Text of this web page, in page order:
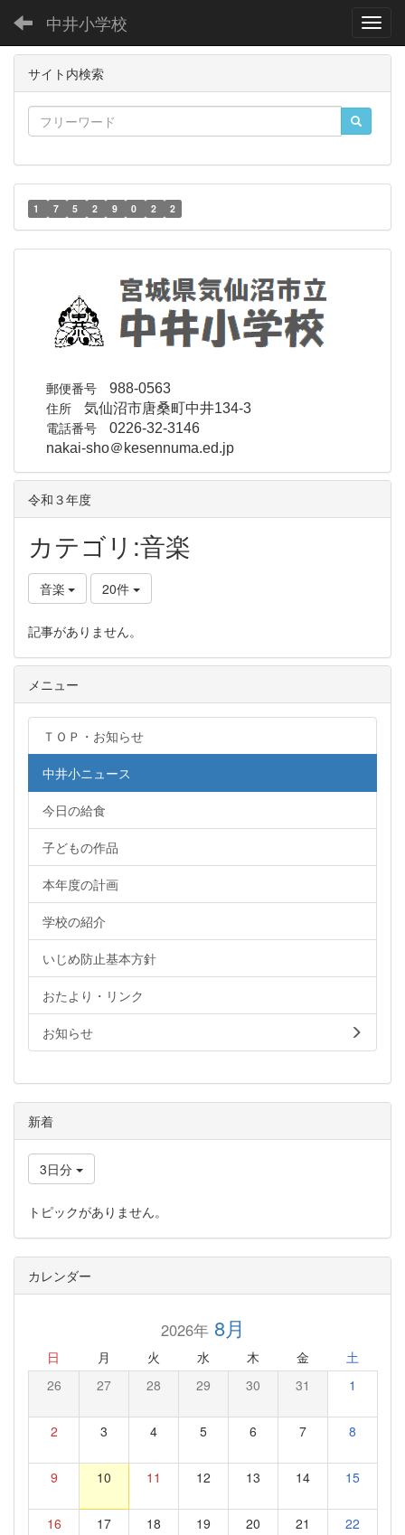
中井小学校
サイト内検索
1 7 5 2 9 0 2 2
郵便番号 988-0563
住所 気仙沼市唐桑町中井134-3
電話番号 0226-32-3146
nakai-sho＠kesennuma.ed.jp
令和３年度
カテゴリ:音楽
音楽 20件
記事がありません。
メニュー
ＴＯＰ・お知らせ
中井小ニュース
今日の給食
子どもの作品
本年度の計画
学校の紹介
いじめ防止基本方針
おたより・リンク
お知らせ
新着
3日分
トピックがありません。
カレンダー
2026年8月
日 月 火 水 木 金 土
26 27 28 29 30 31 1
2 3 4 5 6 7 8
9 10 11 12 13 14 15
16 17 18 19 20 21 22